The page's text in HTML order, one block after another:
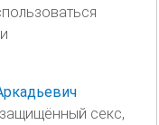
секс,